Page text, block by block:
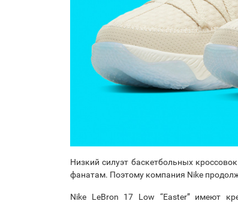
Низкий силуэт баскетбольных
фанатам. Поэтому компания Nike
Nike LeBron 17 Low “Easter” имеют